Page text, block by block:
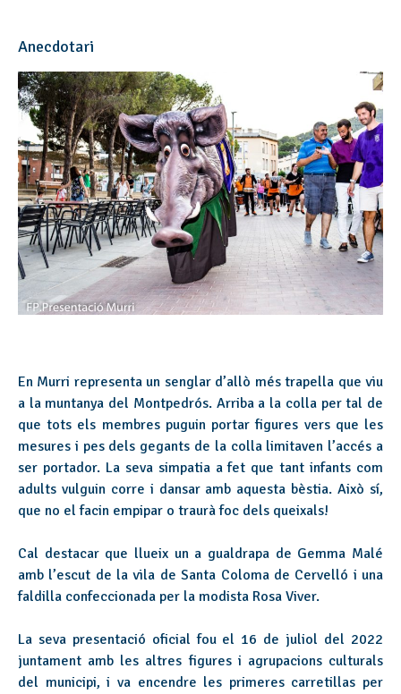
Anecdotari
En Murri representa un senglar d’allò més trapella que viu
a la muntanya del Montpedrós. Arriba a la colla per tal de
que tots els membres puguin portar figures vers que les
mesures i pes dels gegants de la colla limitaven l’accés a
ser portador. La seva simpatia a fet que tant infants com
adults vulguin corre i dansar amb aquesta bèstia. Això sí,
que no el facin empipar o traurà foc dels queixals!
Cal destacar que llueix un a gualdrapa de Gemma Malé
amb l’escut de la vila de Santa Coloma de Cervelló i una
faldilla confeccionada per la modista Rosa Viver.
La seva presentació oficial fou el 16 de juliol del 2022
juntament amb les altres figures i agrupacions culturals
del municipi, i va encendre les primeres carretillas per